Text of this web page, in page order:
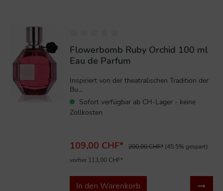
Flowerbomb Ruby Orchid 100 ml
Eau de Parfum
Inspiriert von der theatralischen Tradition der
Bu...
Sofort verfügbar ab CH-Lager - keine
Zollkosten
109,00 CHF* 200,00 CHF* (45.5% gespart)
vorher 113,00 CHF*
In den Warenkorb